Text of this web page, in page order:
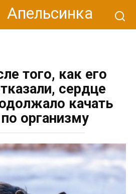
Апельсинка
того, как его
сердце
качать
организму